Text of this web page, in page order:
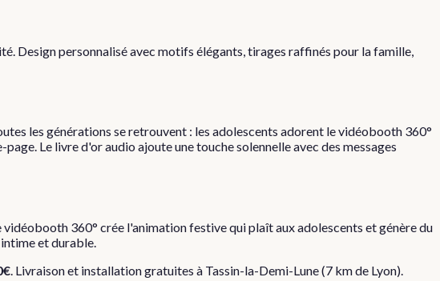
Design personnalisé avec motifs élégants, tirages raffinés pour la famille,
les générations se retrouvent : les adolescents adorent le vidéobooth 360°
Le livre d'or audio ajoute une touche solennelle avec des messages
360° crée l'animation festive qui plaît aux adolescents et génère du
et durable.
. Livraison et installation gratuites à Tassin-la-Demi-Lune(7 km de Lyon).